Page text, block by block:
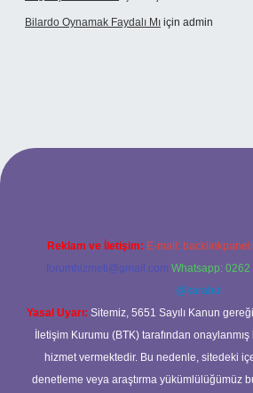
Bilardo Oynamak Faydalı Mı için admin
bahis sitesi
Reklam ve İletişim: E-mail:
forumhizmeti@gmail.com Whatsapp: 0262
@karabul
Yasal Uyarı: Sitemiz, 5651 Sayılı Kanun
İletişim Kurumu (BTK) tarafından
hizmet vermektedir. Bu nedenle, sitedeki
denetleme veya araştırma yükümlülüğümüz